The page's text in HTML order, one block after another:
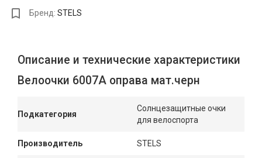
Бренд: STELS
Описание и технические характеристики
Велоочки 6007А оправа мат.черн
Подкатегория
Солнцезащитные очки
для велоспорта
Производитель STELS